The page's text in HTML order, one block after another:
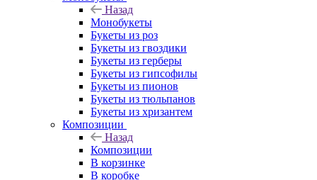
Назад
Монобукеты
Букеты из роз
Букеты из гвоздики
Букеты из герберы
Букеты из гипсофилы
Букеты из пионов
Букеты из тюльпанов
Букеты из хризантем
Композиции
Назад
Композиции
В корзинке
В коробке